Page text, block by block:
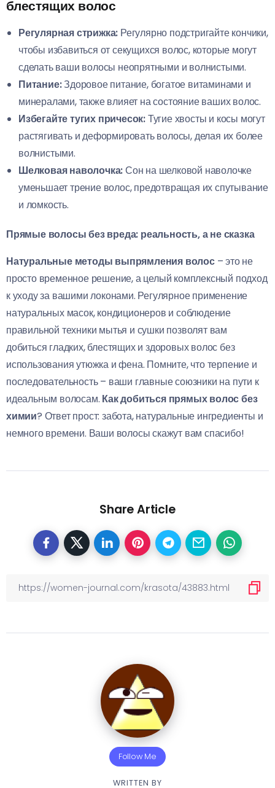
блестящих волос
Регулярная стрижка: Регулярно подстригайте кончики,
чтобы избавиться от секущихся волос, которые могут
сделать ваши волосы неопрятными и волнистыми.
Питание:Здоровое питание, богатое витаминами и
минералами, также влияет на состояние ваших волос.
Избегайте тугих причесок:Тугие хвосты и косы могут
растягивать и деформировать волосы, делая их более
волнистыми.
Шелковая наволочка:Сон на шелковой наволочке
уменьшает трение волос, предотвращая их спутывание
и ломкость.
Прямые волосы без вреда: реальность, а не сказка
Натуральные методы выпрямления волос– это не
просто временное решение, а целый комплексный подход
к уходу за вашими локонами. Регулярное применение
натуральных масок, кондиционеров и соблюдение
правильной техники мытья и сушки позволят вам
добиться гладких, блестящих и здоровых волос без
использования утюжка и фена. Помните, что терпение и
последовательность – ваши главные союзники на пути к
идеальным волосам. Как добиться прямых волос без
химии? Ответ прост: забота, натуральные ингредиенты и
немного времени. Ваши волосы скажут вам спасибо!
Share Article
Follow Me
WRITTEN BY